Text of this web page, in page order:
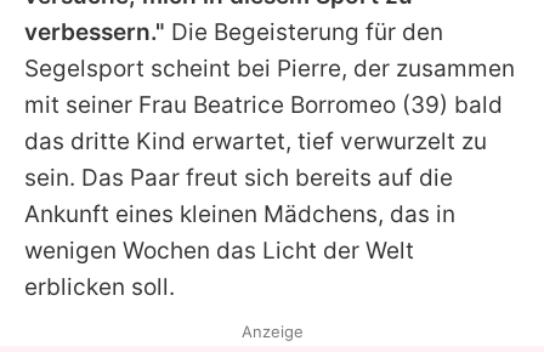
Nutzungsbedingungen
Utiq verwalten
verbessern." Die Begeisterung für den
Segelsport scheint bei Pierre, der zusammen
mit seiner Frau Beatrice Borromeo (39) bald
das dritte Kind erwartet, tief verwurzelt zu
sein. Das Paar freut sich bereits auf die
Ankunft eines kleinen Mädchens, das in
wenigen Wochen das Licht der Welt
erblicken soll.
Anzeige